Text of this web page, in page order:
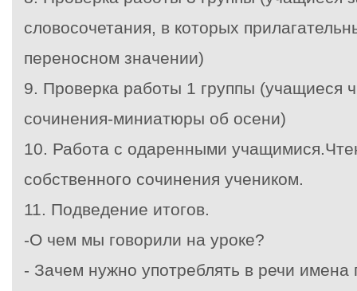
словосочетания, в которых
переносном значении)
9. Проверка работы 1 группы (учащиеся
сочинения-миниатюры об осени)
10. Работа с одаренными
собственного сочинения учеником.
11. Подведение итогов.
-О чем мы говорили на уроке?
- Зачем нужно употреблять в речи имена